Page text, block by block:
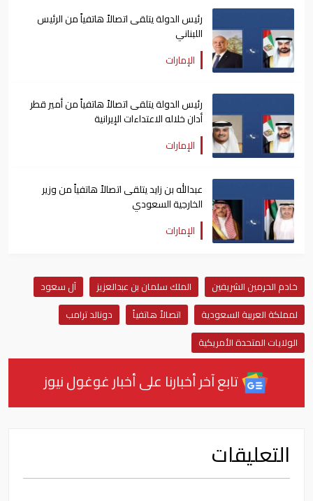
رئيس الدولة يتلقى اتصالاً هاتفياً من الرئيس
اللبناني
الإمارات
رئيس الدولة يتلقى اتصالاً هاتفياً من أمير قطر
أدان خلاله الاعتداءات الإيرانية
الإمارات
عبدالله بن زايد يتلقى اتصالاً هاتفياً من وزير
الخارجية السعودي
الإمارات
خادم الحرمين الشريفين الملك سلمان بن عبدالعزيز
آل سعود
لمملكة العربية السعودية
اتصالاً هاتفياً
دونالد ترامب
الولايات المتحدة الأمريكية
تابع آخر أخبارنا على أخبار غوغول نيوز
التعليقات